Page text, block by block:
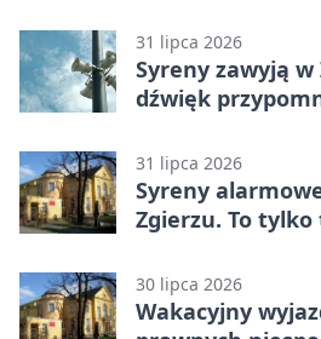
31 lipca 2026
Syreny zawyją w
dźwięk
31 lipca 2026
Syreny
Zgierzu. To
30 lipca 2026
Wakacyjny